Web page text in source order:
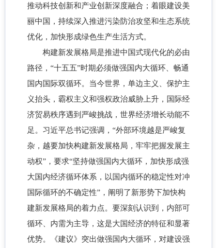
推动科技创新和产业创新深度融合；着眼建设美
丽中国，持续深入推进污染防治攻坚和生态系统
优化，加快形成绿色生产生活方式。
构建新发展格局是推进中国式现代化的必由
路径，“十五五”时期必须做强国内大循环、畅通
国内国际双循环。当今世界，单边主义、保护主
义抬头，霸权主义和强权政治威胁上升，国际经
济贸易秩序遇到严峻挑战，世界经济增长动能不
足。习近平总书记强调，“外部环境越是严峻复
杂，越要加快构建新发展格局，牢牢把握发展主
动权”，要求“坚持做强国内大循环，加快形成强
大国内经济循环体系，以国内循环的稳定性对冲
国际循环的不确定性”，阐明了新形势下加快构
建新发展格局的着力点。要深刻认识到，内部可
循环、内需为主导，这是大国经济的特征和显著
优势。《建议》突出做强国内大循环，对建设强